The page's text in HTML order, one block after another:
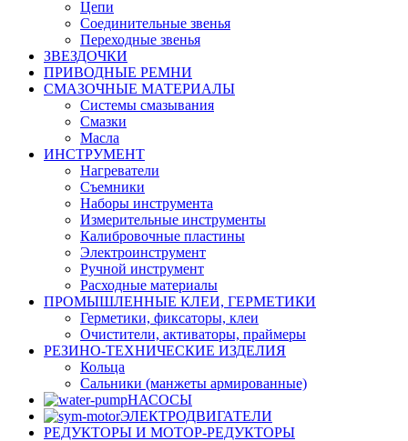
Цепи
Соединительные звенья
Переходные звенья
ЗВЕЗДОЧКИ
ПРИВОДНЫЕ РЕМНИ
СМАЗОЧНЫЕ МАТЕРИАЛЫ
Системы смазывания
Смазки
Масла
ИНСТРУМЕНТ
Нагреватели
Съемники
Наборы инструмента
Измерительные инструменты
Калибровочные пластины
Электроинструмент
Ручной инструмент
Расходные материалы
ПРОМЫШЛЕННЫЕ КЛЕИ, ГЕРМЕТИКИ
Герметики, фиксаторы, клеи
Очистители, активаторы, праймеры
РЕЗИНО-ТЕХНИЧЕСКИЕ ИЗДЕЛИЯ
Кольца
Сальники (манжеты армированные)
НАСОСЫ
ЭЛЕКТРОДВИГАТЕЛИ
РЕДУКТОРЫ И МОТОР-РЕДУКТОРЫ